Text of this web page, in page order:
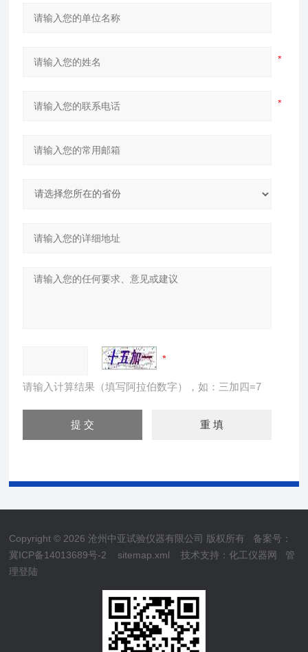
请输入计算结果（填写阿拉伯数字），如：三加四=7
Copyright © 2026 沧州中亚试验仪器有限公司 版权所有 备案号：
冀ICP备14013689号-2
sitemap.xml 技术支持：化工仪器网
管
理登陆